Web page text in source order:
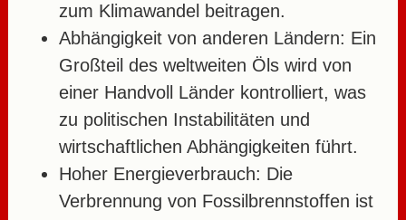
zum Klimawandel beitragen.
Abhängigkeit von anderen Ländern: Ein
Großteil des weltweiten Öls wird von
einer Handvoll Länder kontrolliert, was
zu politischen Instabilitäten und
wirtschaftlichen Abhängigkeiten führt.
Hoher Energieverbrauch: Die
Verbrennung von Fossilbrennstoffen ist